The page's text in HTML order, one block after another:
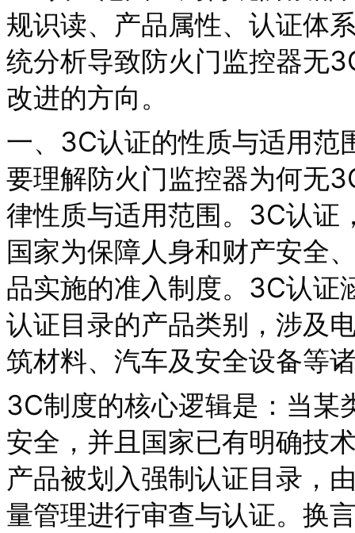
规识读、产品属性、认证体
统分析导致防火门监控器无
改进的方向。
一、3C认证的性质与适用范
要理解防火门监控器为何无
律性质与适用范围。3C认证
国家为保障人身和财产安全
品实施的准入制度。3C认证
认证目录的产品类别，涉及
筑材料、汽车及安全设备等
3C制度的核心逻辑是：当某
安全，并且国家已有明确技
产品被划入强制认证目录，
量管理进行审查与认证。换